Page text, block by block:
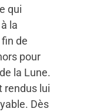
qui
la
de
pour
la Lune.
rendus lui
Dès